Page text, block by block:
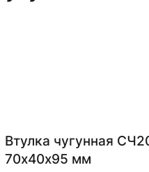
Втулка чугунная
70х40х95 мм